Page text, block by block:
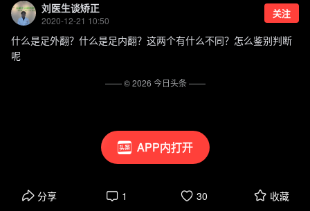
APP内打开
刘医生谈矫正
2020-12-21 10:50
关注
什么是足外翻？什么是足内翻？这两个有什么不同？怎么鉴别判断
呢
分享 1 30 收藏
—— ©2026 今日头条——